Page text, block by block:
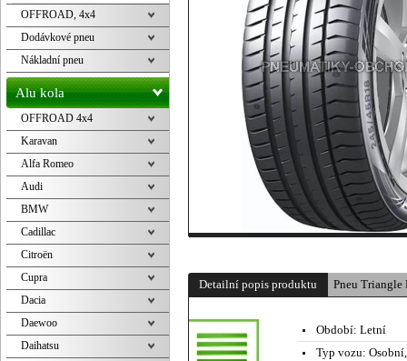
Detailní popis produktu Pneu Triangle
Období: Letní
Typ vozu:
OFFROAD, 4x4
Dodávkové pneu
Nákladní pneu
Alu kola
OFFROAD 4x4
Karavan
Alfa Romeo
Audi
BMW
Cadillac
Citroën
Cupra
Dacia
Daewoo
Daihatsu